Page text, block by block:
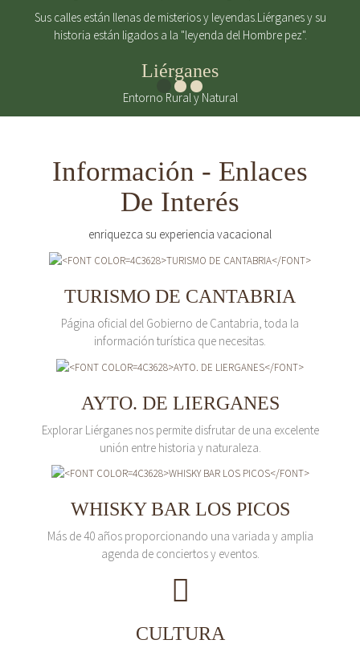
Sus calles están llenas de misterios y leyendas.Liérganes y su
historia están ligados a la "leyenda del Hombre pez".
Liérganes
Entorno Rural y Natural
Información - Enlaces
De Interés
enriquezca su experiencia vacacional
TURISMO DE CANTABRIA
Página oficial del Gobierno de Cantabria, toda la
información turística que necesitas.
AYTO. DE LIERGANES
Explorar Liérganes nos permite disfrutar de una excelente
unión entre historia y naturaleza.
WHISKY BAR LOS PICOS
Más de 40 años proporcionando una variada y amplia
agenda de conciertos y eventos.
CULTURA